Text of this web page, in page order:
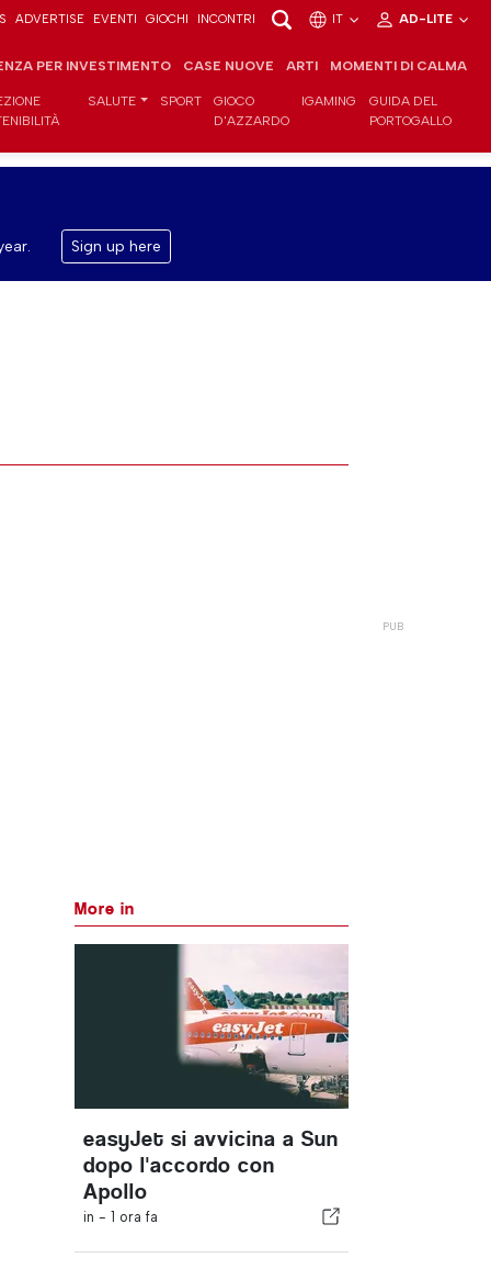
ADVERTISE EVENTI GIOCHI INCONTRI IT AD-LITE
PER INVESTIMENTO CASE NUOVE ARTI MOMENTI DI CALMA
SALUTE SPORT
GIOCO
D'AZZARDO
IGAMING
GUIDA DEL
PORTOGALLO
Sign up here
More in
easyJet si avvicina a Sun
dopo l'accordo con
Apollo
in - 1 ora fa